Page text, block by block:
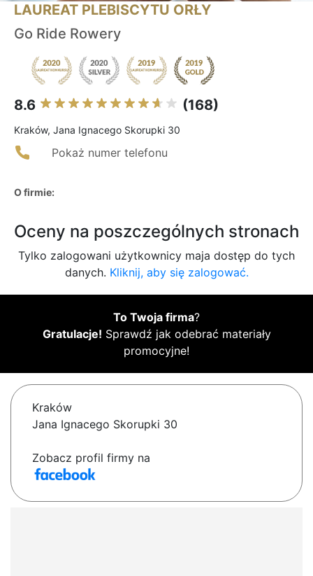
LAUREAT PLEBISCYTU ORŁY
Go Ride Rowery
8.6 (168)
Kraków, Jana Ignacego Skorupki 30
Pokaż numer telefonu
O firmie:
Oceny na poszczególnych stronach
Tylko zalogowani użytkownicy maja dostęp do tych
danych. Kliknij, aby się zalogować.
To Twoja firma?
Gratulacje! Sprawdź jak odebrać materiały
promocyjne!
Kraków
Jana Ignacego Skorupki 30
Zobacz profil firmy na